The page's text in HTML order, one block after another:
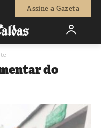
Assine a Gazeta
do